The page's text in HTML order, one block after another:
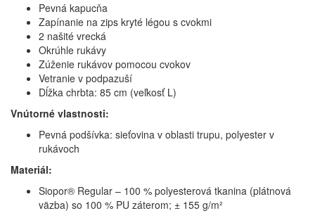
Pevná kapucňa
Zapínanie na zips kryté légou s cvokmi
2 našité vrecká
Okrúhle rukávy
Zúženie rukávov pomocou cvokov
Vetranie v podpazuší
Dĺžka chrbta: 85 cm (veľkosť L)
Vnútorné vlastnosti:
Pevná podšívka: sieťovina v oblasti trupu, polyester v
rukávoch
Materiál:
Siopor® Regular – 100 % polyesterová tkanina (plátnová
väzba) so 100 % PU záterom; ± 155 g/m²